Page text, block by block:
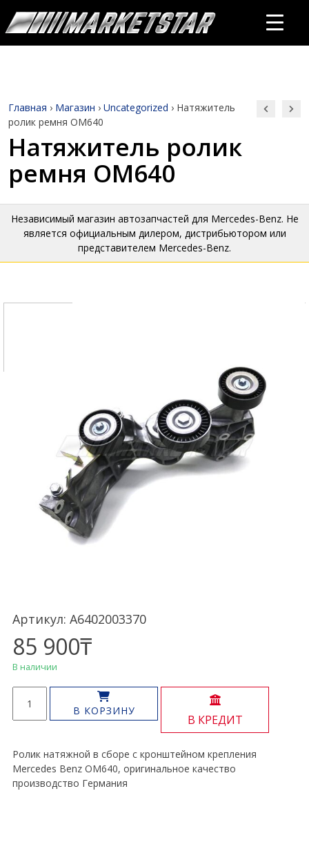
Главная › Магазин › Uncategorized › Натяжитель
ролик ремня OM640
Натяжитель ролик
ремня OM640
Независимый магазин автозапчастей для Mercedes-Benz. Не
является официальным дилером, дистрибьютором или
представителем Mercedes-Benz.
Артикул: A6402003370
85 900₸
В наличии
товара
Натяжитель
ремня
OM640
В КОРЗИНУ
В КРЕДИТ
Ролик натяжной в сборе с кронштейном крепления
Mercedes Benz OM640, оригинальное качество
производство Германия